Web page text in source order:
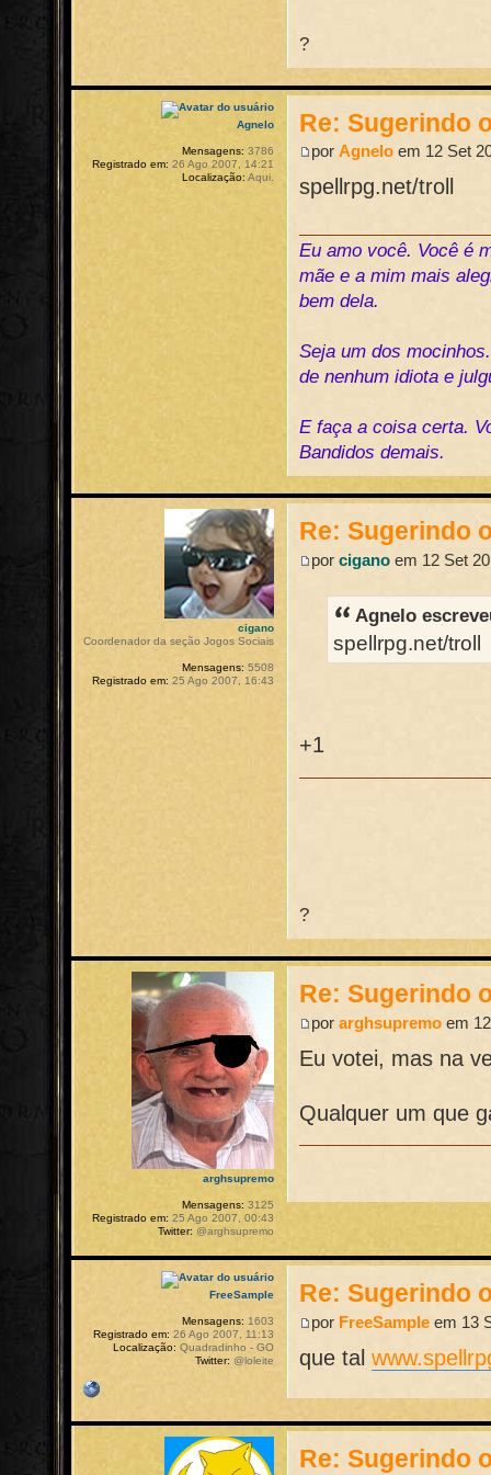
?
Re: Sugerindo
porAgnelo em 12 Set
spellrpg.net/troll
Eu amo você. Você é
mãe e a mim mais
bem dela.
Seja um dos
de nenhum idiota e
E faça a coisa certa.
Bandidos demais.
Agnelo
Mensagens: 3786
Registrado em: 26 Ago 2007, 14:21
Localização: Aqui.
Re: Sugerindo
porcigano em 12 Set
Agnelo
spellrpg.net/troll
+1
?
cigano
Coordenador da seção Jogos Sociais
Mensagens: 5508
Registrado em: 25 Ago 2007, 16:43
Re: Sugerindo
porarghsupremo em
Eu votei, mas na
Qualquer um que
arghsupremo
Mensagens: 3125
Registrado em: 25 Ago 2007, 00:43
Twitter: @arghsupremo
Re: Sugerindo
por FreeSample em 13
que tal
FreeSample
Mensagens: 1603
Registrado em: 26 Ago 2007, 11:13
Localização: Quadradinho - GO
Twitter: @loleite
Re: Sugerindo